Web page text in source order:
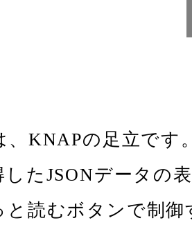
、KNAPの足立です
したJSONデータの表
と読むボタンで制御